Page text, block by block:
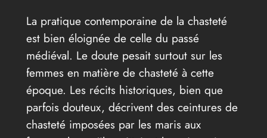
La pratique contemporaine de la chasteté
est bien éloignée de celle du passé
médiéval. Le doute pesait surtout sur les
femmes en matière de chasteté à cette
époque. Les récits historiques, bien que
parfois douteux, décrivent des ceintures de
chasteté imposées par les maris aux